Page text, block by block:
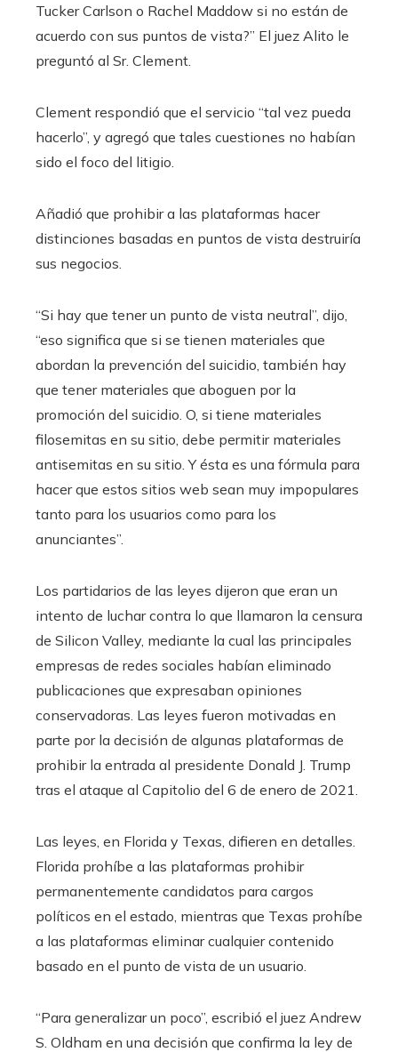
Tucker Carlson o Rachel Maddow si no están de
acuerdo con sus puntos de vista?” El juez Alito le
preguntó al Sr. Clement.
Clement respondió que el servicio “tal vez pueda
hacerlo”, y agregó que tales cuestiones no habían
sido el foco del litigio.
Añadió que prohibir a las plataformas hacer
distinciones basadas en puntos de vista destruiría
sus negocios.
“Si hay que tener un punto de vista neutral”, dijo,
“eso significa que si se tienen materiales que
abordan la prevención del suicidio, también hay
que tener materiales que aboguen por la
promoción del suicidio. O, si tiene materiales
filosemitas en su sitio, debe permitir materiales
antisemitas en su sitio. Y ésta es una fórmula para
hacer que estos sitios web sean muy impopulares
tanto para los usuarios como para los
anunciantes”.
Los partidarios de las leyes dijeron que eran un
intento de luchar contra lo que llamaron la censura
de Silicon Valley, mediante la cual las principales
empresas de redes sociales habían eliminado
publicaciones que expresaban opiniones
conservadoras. Las leyes fueron motivadas en
parte por la decisión de algunas plataformas de
prohibir la entrada al presidente Donald J. Trump
tras el ataque al Capitolio del 6 de enero de 2021.
Las leyes, en Florida y Texas, difieren en detalles.
Florida prohíbe a las plataformas prohibir
permanentemente candidatos para cargos
políticos en el estado, mientras que Texas prohíbe
a las plataformas eliminar cualquier contenido
basado en el punto de vista de un usuario.
“Para generalizar un poco”, escribió el juez Andrew
S. Oldham en una decisión que confirma la ley de